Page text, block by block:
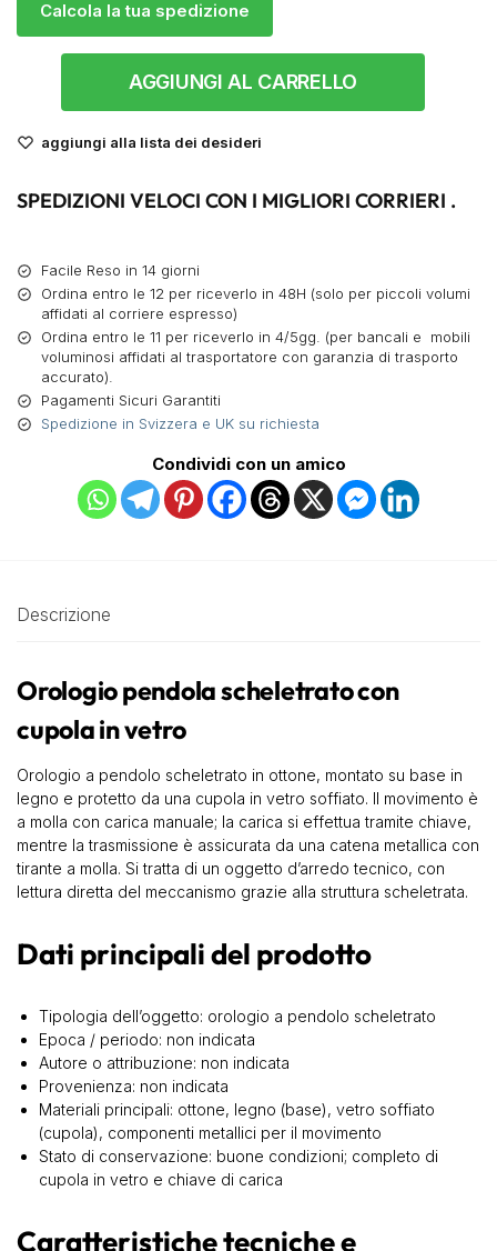
Calcola la tua spedizione
AGGIUNGI AL CARRELLO
aggiungi alla lista dei desideri
SPEDIZIONI VELOCI CON I MIGLIORI CORRIERI .
Facile Reso in 14 giorni
Ordina entro le 12 per riceverlo in 48H (solo per piccoli volumi
affidati al corriere espresso)
Ordina entro le 11 per riceverlo in 4/5gg. (per bancali e mobili
voluminosi affidati al trasportatore con garanzia di trasporto
accurato).
Pagamenti Sicuri Garantiti
Spedizione in Svizzera e UK su richiesta
Condividi con un amico
Descrizione
Orologio pendola scheletrato con
cupola in vetro
Orologio a pendolo scheletrato in ottone, montato su base in
legno e protetto da una cupola in vetro soffiato. Il movimento è
a molla con carica manuale; la carica si effettua tramite chiave,
mentre la trasmissione è assicurata da una catena metallica con
tirante a molla. Si tratta di un oggetto d’arredo tecnico, con
lettura diretta del meccanismo grazie alla struttura scheletrata.
Dati principali del prodotto
Tipologia dell’oggetto: orologio a pendolo scheletrato
Epoca / periodo: non indicata
Autore o attribuzione: non indicata
Provenienza: non indicata
Materiali principali: ottone, legno (base), vetro soffiato
(cupola), componenti metallici per il movimento
Stato di conservazione: buone condizioni; completo di
cupola in vetro e chiave di carica
Caratteristiche tecniche e